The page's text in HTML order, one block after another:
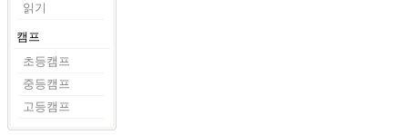
읽기
캠프
초등캠프
중등캠프
고등캠프